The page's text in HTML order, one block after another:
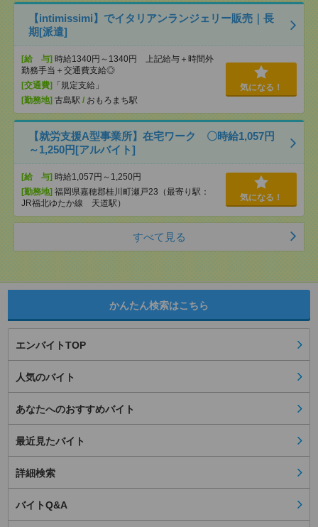
【intimissimi】でイタリアンランジェリー販売｜長
期[派遣]
[給 与] 時給1340円～1340円 上記給与＋時間外
勤務手当＋交通費支給◎
[交通費]
「規定支給」
[勤務地] 古島駅 / おもろまち駅
気になる！
【就労支援A型事業所】在宅ワーク 〇時給1,057円
～1,250円[アルバイト]
[給 与] 時給1,057円～1,250円
[勤務地] 福岡県嘉穂郡桂川町瀬戸23（最寄り駅：
JR福北ゆたか線 天道駅）
気になる！
すべて見る
かんたん検索はこちら
エンバイトTOP
人気のバイト
あなたへのおすすめバイト
最近見たバイト
詳細検索
バイトQ&A